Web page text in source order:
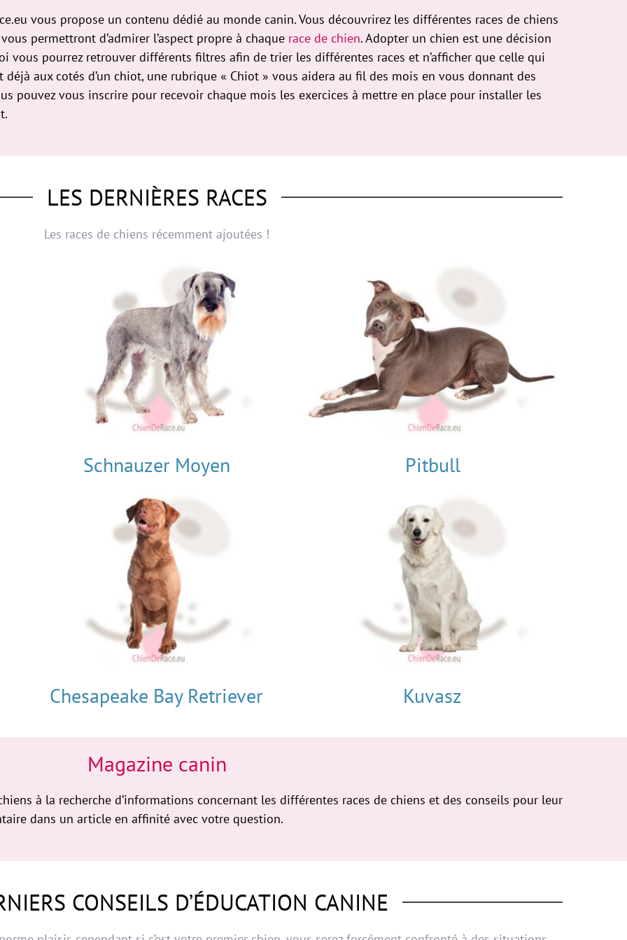
vous propose un contenu dédié au monde canin. Vous découvrirez les différentes races de chiens
permettront d’admirer l’aspect propre à chaque race de chien. Adopter un chien est une décision
vous pourrez retrouver différents filtres afin de trier les différentes races et n’afficher que celle qui
aux cotés d’un chiot, une rubrique « Chiot » vous aidera au fil des mois en vous donnant des
pouvez vous inscrire pour recevoir chaque mois les exercices à mettre en place pour installer les
LES DERNIÈRES RACES
Les races de chiens récemment ajoutées !
Schnauzer Moyen Pitbull
Chesapeake Bay Retriever Kuvasz
Magazine canin
à la recherche d’informations concernant les différentes races de chiens et des conseils pour leur
dans un article en affinité avec votre question.
CONSEILS D’ÉDUCATION CANINE